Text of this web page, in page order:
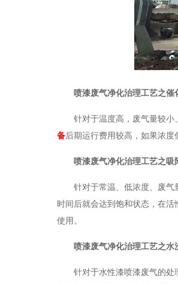
喷漆废气净化治理工艺之催
针对于温度高，废气量较小
备后期运行费用较高，如果浓度
喷漆废气净化治理工艺之吸
针对于常温、低浓度、废
时间后就会达到饱和状态，在
使用。
喷漆废气净化治理工艺之水
针对于水性漆喷漆废气的处